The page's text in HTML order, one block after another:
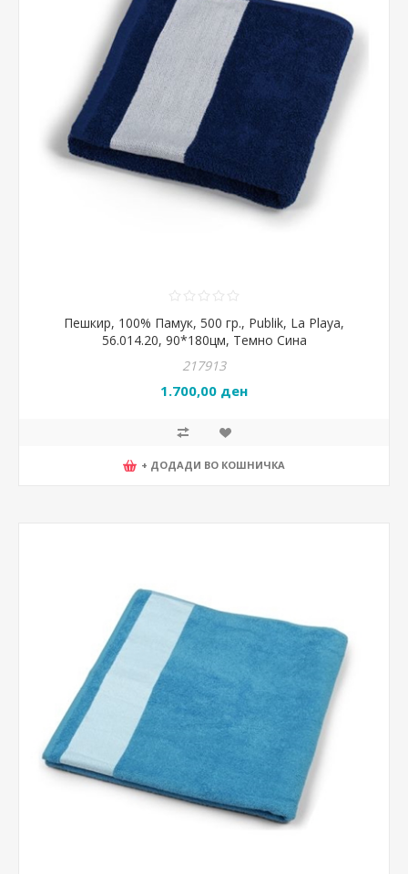
Пешкир, 100% Памук, 500 гр., Publik, La Playa,
56.014.20, 90*180цм, Темно Сина
217913
1.700,00 ден
+ ДОДАДИ ВО КОШНИЧКА